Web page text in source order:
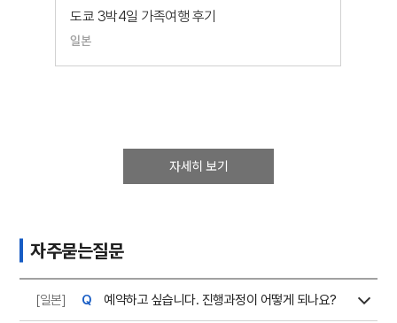
도쿄 3박4일 가족여행 후기
일본
자세히 보기
자주묻는질문
[일본] 예약하고 싶습니다. 진행과정이 어떻게 되나요?